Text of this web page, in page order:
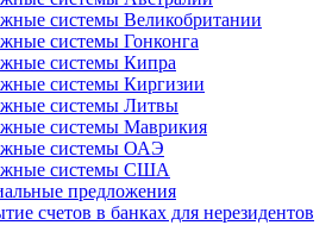
системы Великобритании
системы Гонконга
системы Кипра
системы Киргизии
системы Литвы
системы Маврикия
системы ОАЭ
системы США
предложения
счетов в банках для нерезидентов